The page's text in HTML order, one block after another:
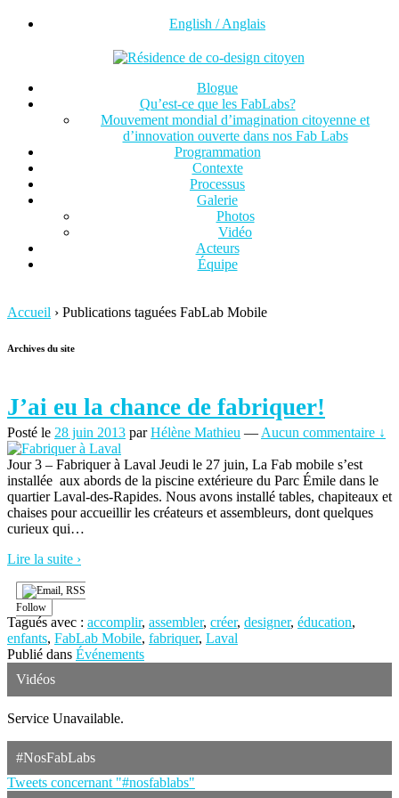
English / Anglais
Blogue
Qu’est-ce que les FabLabs?
Mouvement mondial d’imagination citoyenne et
d’innovation ouverte dans nos Fab Labs
Programmation
Contexte
Processus
Galerie
Photos
Vidéo
Acteurs
Équipe
Accueil › Publications taguées FabLab Mobile
Archives du site
J’ai eu la chance de fabriquer!
Posté le 28 juin 2013 parHélène Mathieu — Aucun commentaire ↓
Jour 3 – Fabriquer à Laval Jeudi le 27 juin, La Fab mobile s’est
installée aux abords de la piscine extérieure du Parc Émile dans le
quartier Laval-des-Rapides. Nous avons installé tables, chapiteaux et
chaises pour accueillir les créateurs et assembleurs, dont quelques
curieux qui…
Lire la suite ›
Follow
Tagués avec : accomplir, assembler, créer, designer, éducation,
enfants, FabLab Mobile, fabriquer, Laval
Publié dans Événements
Vidéos
Service Unavailable.
#NosFabLabs
Tweets concernant "#nosfablabs"